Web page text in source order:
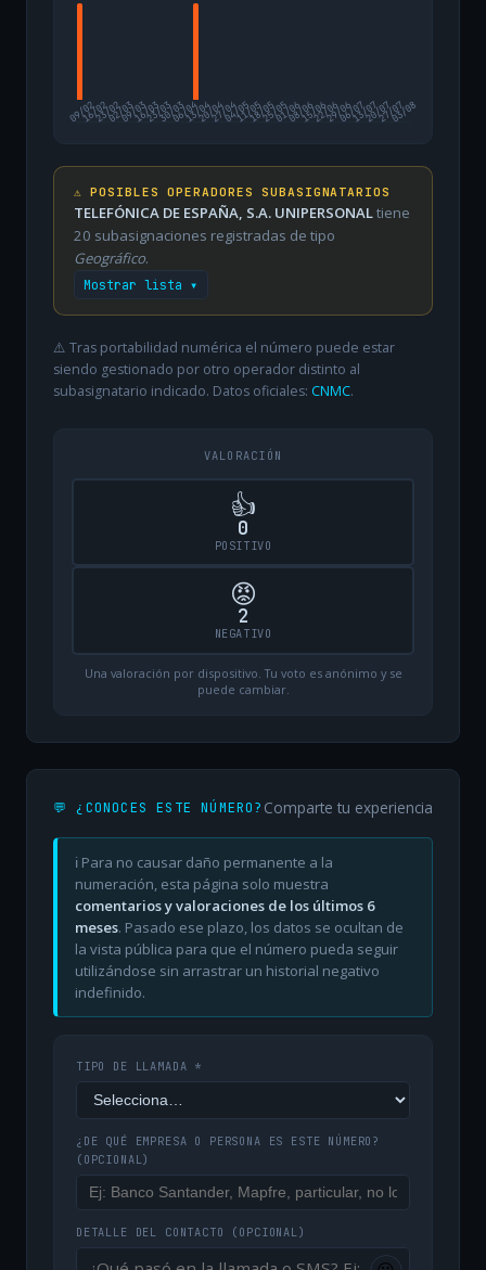
09/02
16/0223/0202/0309/0316/0323/0330/0306/0413/0420/0427/0404/0511/0518/0525/0501/0608/0615/0622/0629/0606/0713/0720/0727/07
03/08
⚠️ POSIBLES OPERADORES SUBASIGNATARIOS
TELEFÓNICA DE ESPAÑA, S.A. UNIPERSONALtiene
20 subasignaciones registradas de tipo
Geográfico.
Mostrar lista ▾
⚠️ Tras portabilidad numérica el número puede estar
siendo gestionado por otro operador distinto al
subasignatario indicado. Datos oficiales: CNMC.
VALORACIÓN
👍
0
POSITIVO
😡
2
NEGATIVO
Una valoración por dispositivo. Tu voto es anónimo y se
puede cambiar.
💬 ¿CONOCES ESTE NÚMERO? Comparte tu experiencia
ℹ️ Para no causar daño permanente a la
numeración, esta página solo muestra
comentarios y valoraciones de los últimos 6
meses. Pasado ese plazo, los datos se ocultan de
la vista pública para que el número pueda seguir
utilizándose sin arrastrar un historial negativo
indefinido.
TIPO DE LLAMADA *
¿DE QUÉ EMPRESA O PERSONA ES ESTE NÚMERO?
(OPCIONAL)
DETALLE DEL CONTACTO (OPCIONAL)